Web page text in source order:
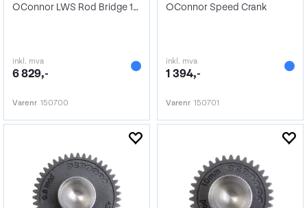
OConnor LWS Rod Bridge 15 mm
inkl. mva
6 829,-
Varenr 150700
OConnor Speed Crank
inkl. mva
1 394,-
Varenr 150701